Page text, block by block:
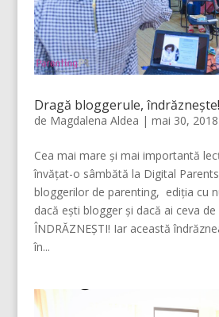
Dragă bloggerule, îndrăznește!
de Magdalena Aldea | mai 30, 2018
Cea mai mare și mai importantă
învățat-o sâmbătă la Digital
bloggerilor de parenting, ediția cu
dacă ești blogger și dacă ai ceva
ÎNDRĂZNEȘTI! Iar această
în...